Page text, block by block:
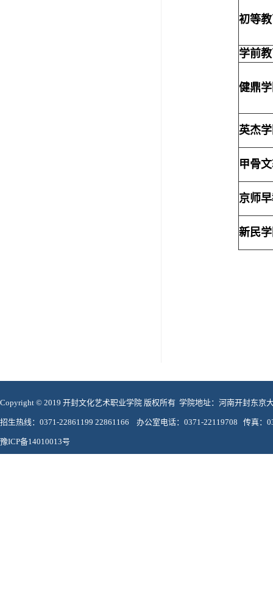
初等
学前
健鼎
英杰
甲骨
京师
新民
Copyright © 2019 开封文化艺术职业学院 版权所有 学院地址：河南开封东京
招生热线：0371-22861199 22861166 办公室电话：0371-22119708 传真：
豫ICP备14010013号